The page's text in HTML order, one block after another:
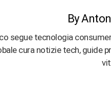
By
segue tecnologia
cura notizie tech, guide